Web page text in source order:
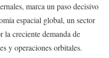
marca un paso decisivo
espacial global, un sector
la creciente demanda de
y operaciones orbitales.